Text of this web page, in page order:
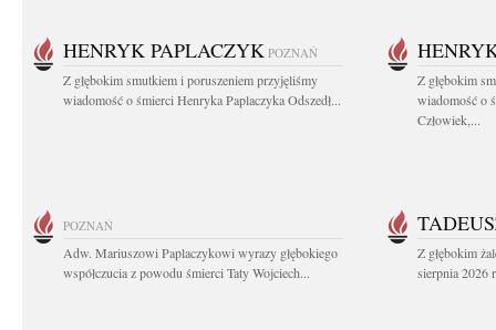
HENRYK PAPLACZYK POZNAŃ
Z głębokim smutkiem i poruszeniem przyjęliśmy
wiadomość o śmierci Henryka Paplaczyka Odszedł...
Z głębokim
wiadomość o
Człowiek,...
POZNAŃ
Adw. Mariuszowi Paplaczykowi wyrazy głębokiego
współczucia z powodu śmierci Taty Wojciech...
Z głębokim
sierpnia 2026